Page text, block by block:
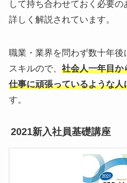
して持ち合わせておく必要
詳しく解説されています。
職業・業界を問わず数十年後
スキルので、 社会人一年目か
仕事に頑張っているような人
す。
2021新入社員基礎講座